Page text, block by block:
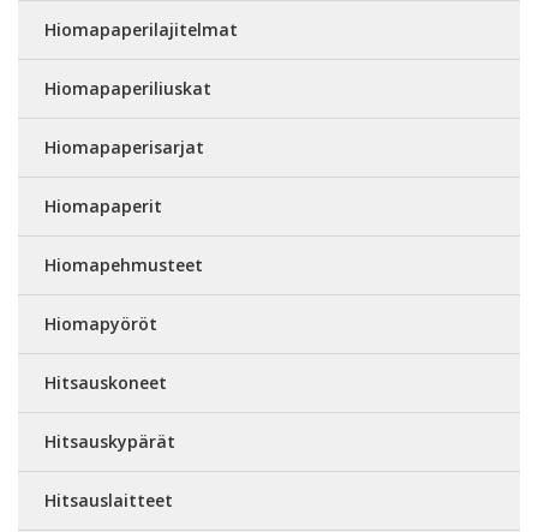
Hiomapaperilajitelmat
Hiomapaperiliuskat
Hiomapaperisarjat
Hiomapaperit
Hiomapehmusteet
Hiomapyöröt
Hitsauskoneet
Hitsauskypärät
Hitsauslaitteet